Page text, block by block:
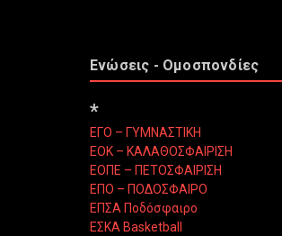
Ενώσεις - Ομοσπονδίες
*
ΕΓΟ – ΓΥΜΝΑΣΤΙΚΗ
ΕΟΚ – ΚΑΛΑΘΟΣΦΑΙΡΙΣΗ
ΕΟΠΕ – ΠΕΤΟΣΦΑΙΡΙΣΗ
ΕΠΟ – ΠΟΔΟΣΦΑΙΡΟ
ΕΠΣΑ Ποδόσφαιρο
ΕΣΚΑ Basketball